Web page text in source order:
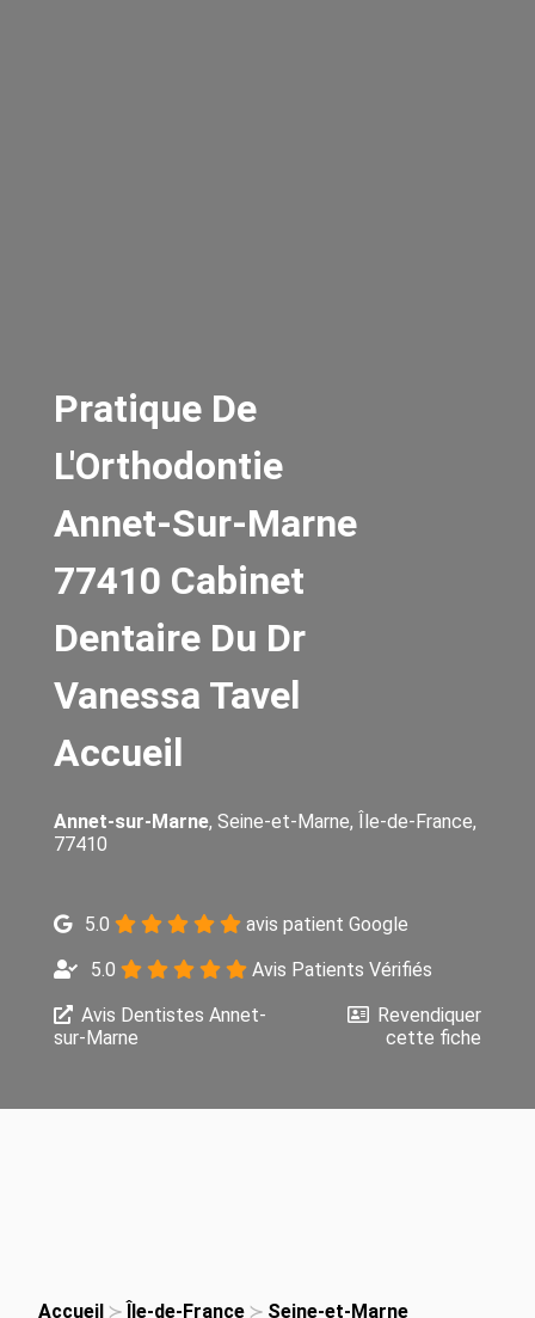
Pratique De
L'Orthodontie
Annet-Sur-Marne
77410 Cabinet
Dentaire Du Dr
Vanessa Tavel
Accueil
Annet-sur-Marne, Seine-et-Marne, Île-de-France,
77410
5.0
avis patient Google
5.0
Avis Patients Vérifiés
Avis Dentistes Annet-
sur-Marne
Revendiquer
cette fiche
Accueil Île-de-France Seine-et-Marne